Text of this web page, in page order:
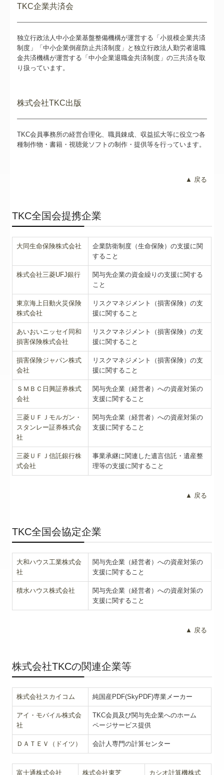
TKC企業共済会
独立行政法人中小企業基盤整備機構が運営する「小規模企業共済
制度」「中小企業倒産防止共済制度」と独立行政法人勤労者退職
金共済機構が運営する「中小企業退職金共済制度」の三共済を取
り扱っています。
株式会社TKC出版
TKC会員事務所の経営合理化、職員錬成、収益拡大等に役立つ各
種制作物・書籍・視聴覚ソフトの制作・提供等を行っています。
▲ 戻る
TKC全国会提携企業
大同生命保険株式会社
企業防衛制度（生命保険）の支援に関
すること
株式会社三菱UFJ銀行
関与先企業の資金繰りの支援に関する
こと
東京海上日動火災保険
株式会社
リスクマネジメント（損害保険）の支
援に関すること
あいおいニッセイ同和
損害保険株式会社
リスクマネジメント（損害保険）の支
援に関すること
損害保険ジャパン株式
会社
リスクマネジメント（損害保険）の支
援に関すること
ＳＭＢＣ日興証券株式
会社
関与先企業（経営者）への資産対策の
支援に関すること
三菱ＵＦＪモルガン・
スタンレー証券株式会
社
関与先企業（経営者）への資産対策の
支援に関すること
三菱ＵＦＪ信託銀行株
式会社
事業承継に関連した遺言信託・遺産整
理等の支援に関すること
▲ 戻る
TKC全国会協定企業
大和ハウス工業株式会
社
関与先企業（経営者）への資産対策の
支援に関すること
積水ハウス株式会社
関与先企業（経営者）への資産対策の
支援に関すること
▲ 戻る
株式会社TKCの関連企業等
株式会社スカイコム 純国産PDF(SkyPDF)専業メーカー
アイ・モバイル株式会
社
TKC会員及び関与先企業へのホーム
ページサービス提供
ＤＡＴＥＶ（ドイツ） 会計人専門の計算センター
富士通株式会社 株式会社東芝 カシオ計算機株式